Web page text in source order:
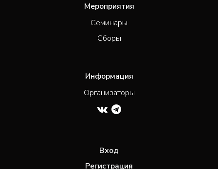
Мероприятия
Семинары
Сборы
Информация
Организаторы
Вход
Регистрация